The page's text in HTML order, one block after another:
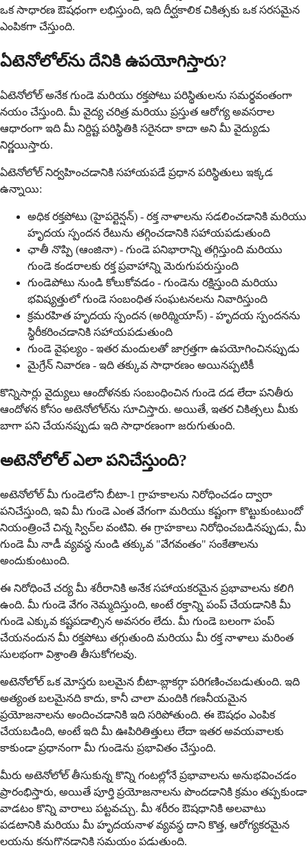
ఒక సాధారణ ఔషధంగా లభిస్తుంది, ఇది దీర్ఘకాలిక చికిత్సకు ఒక సరసమైన
ఎంపికగా చేస్తుంది.
ఏటెనోలోల్‌ను దేనికి ఉపయోగిస్తారు?
ఏటెనోలోల్ అనేక గుండె మరియు రక్తపోటు పరిస్థితులను సమర్థవంతంగా
నయం చేస్తుంది. మీ వైద్య చరిత్ర మరియు ప్రస్తుత ఆరోగ్య అవసరాల
ఆధారంగా ఇది మీ నిర్దిష్ట పరిస్థితికి సరైనదా కాదా అని మీ వైద్యుడు
నిర్ణయిస్తారు.
ఏటెనోలోల్ నిర్వహించడానికి సహాయపడే ప్రధాన పరిస్థితులు ఇక్కడ
ఉన్నాయి:
అధిక రక్తపోటు (హైపర్టెన్షన్) - రక్త నాళాలను సడలించడానికి మరియు
హృదయ స్పందన రేటును తగ్గించడానికి సహాయపడుతుంది
ఛాతీ నొప్పి (ఆంజినా) - గుండె పనిభారాన్ని తగ్గిస్తుంది మరియు
గుండె కండరాలకు రక్త ప్రవాహాన్ని మెరుగుపరుస్తుంది
గుండెపోటు నుండి కోలుకోవడం - గుండెను రక్షిస్తుంది మరియు
భవిష్యత్తులో గుండె సంబంధిత సంఘటనలను నివారిస్తుంది
క్రమరహిత హృదయ స్పందన (అరిథ్మియాస్) - హృదయ స్పందనను
స్థిరీకరించడానికి సహాయపడుతుంది
గుండె వైఫల్యం - ఇతర మందులతో జాగ్రత్తగా ఉపయోగించినప్పుడు
మైగ్రేన్ నివారణ - ఇది తక్కువ సాధారణం అయినప్పటికీ
కొన్నిసార్లు వైద్యులు ఆందోళనకు సంబంధించిన గుండె దడ లేదా పనితీరు
ఆందోళన కోసం అటెనోలోల్‌ను సూచిస్తారు. అయితే, ఇతర చికిత్సలు మీకు
బాగా పని చేయనప్పుడు ఇది సాధారణంగా జరుగుతుంది.
అటెనోలోల్ ఎలా పనిచేస్తుంది?
అటెనోలోల్ మీ గుండెలోని బీటా-1 గ్రాహకాలను నిరోధించడం ద్వారా
పనిచేస్తుంది, ఇవి మీ గుండె ఎంత వేగంగా మరియు కష్టంగా కొట్టుకుంటుందో
నియంత్రించే చిన్న స్విచ్‌ల వంటివి. ఈ గ్రాహకాలు నిరోధించబడినప్పుడు, మీ
గుండె మీ నాడీ వ్యవస్థ నుండి తక్కువ "వేగవంతం" సంకేతాలను
అందుకుంటుంది.
ఈ నిరోధించే చర్య మీ శరీరానికి అనేక సహాయకరమైన ప్రభావాలను కలిగి
ఉంది. మీ గుండె వేగం నెమ్మదిస్తుంది, అంటే రక్తాన్ని పంప్ చేయడానికి మీ
గుండె ఎక్కువ కష్టపడాల్సిన అవసరం లేదు. మీ గుండె బలంగా పంప్
చేయనందున మీ రక్తపోటు తగ్గుతుంది మరియు మీ రక్త నాళాలు మరింత
సులభంగా విశ్రాంతి తీసుకోగలవు.
అటెనోలోల్ ఒక మోస్తరు బలమైన బీటా-బ్లాకర్గా పరిగణించబడుతుంది. ఇది
అత్యంత బలమైనది కాదు, కానీ చాలా మందికి గణనీయమైన
ప్రయోజనాలను అందించడానికి ఇది సరిపోతుంది. ఈ ఔషధం ఎంపిక
చేయబడింది, అంటే ఇది మీ ఊపిరితిత్తులు లేదా ఇతర అవయవాలకు
కాకుండా ప్రధానంగా మీ గుండెను ప్రభావితం చేస్తుంది.
మీరు అటెనోలోల్ తీసుకున్న కొన్ని గంటల్లోనే ప్రభావాలను అనుభవించడం
ప్రారంభిస్తారు, అయితే పూర్తి ప్రయోజనాలను పొందడానికి క్రమం తప్పకుండా
వాడటం కొన్ని వారాలు పట్టవచ్చు. మీ శరీరం ఔషధానికి అలవాటు
పడటానికి మరియు మీ హృదయనాళ వ్యవస్థ దాని కొత్త, ఆరోగ్యకరమైన
లయను కనుగొనడానికి సమయం పడుతుంది.